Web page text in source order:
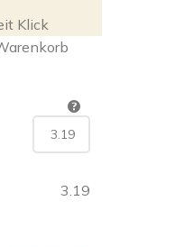
Klick
3.19